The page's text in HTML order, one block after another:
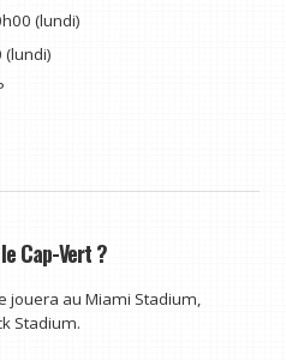
(lundi)
(lundi)
Cap-Vert ?
jouera au Miami Stadium,
Stadium.